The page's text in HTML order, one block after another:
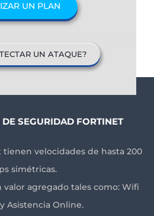
UN PLAN
UN ATAQUE?
SEGURIDAD FORTINET
tienen velocidades de hasta 200
simétricas.
valor agregado tales como: Wifi
Asistencia Online.